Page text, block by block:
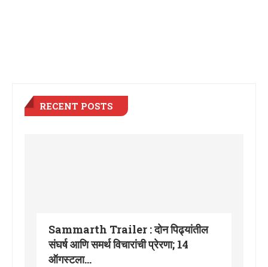
RECENT POSTS
Sammarth Trailer : दोन पिढ्यांतील
संघर्ष आणि समर्थ विचारांची प्रेरणा; 14
ऑगस्टला...